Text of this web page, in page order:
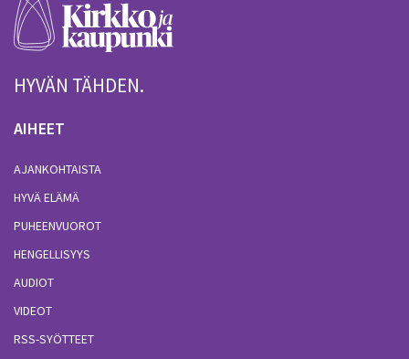
HYVÄN TÄHDEN.
AIHEET
AJANKOHTAISTA
HYVÄ ELÄMÄ
PUHEENVUOROT
HENGELLISYYS
AUDIOT
VIDEOT
RSS-SYÖTTEET